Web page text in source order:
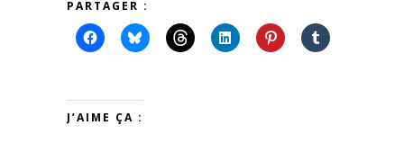
PARTAGER :
J’AIME ÇA :